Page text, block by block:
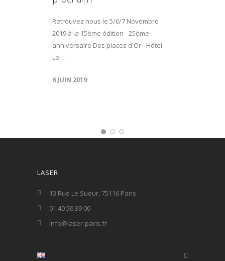
Retrouvez nous le 5/6/7 Novembre
2019 à la 15ème édition - 25ème
anniversaire Des places d'Or - Hôtel
Le…
6 JUIN 2019
LASER
13 Rue Le Sueur, 75116 Paris
01 40 50 39 00
info@laser-paris.fr